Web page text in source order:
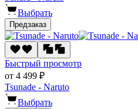
Выбрать
Предзаказ
Быстрый просмотр
от 4 499 ₽
Tsunade - Naruto
Выбрать